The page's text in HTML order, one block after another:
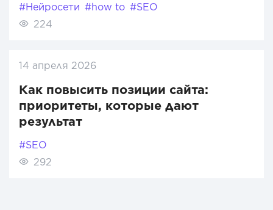
#Нейросети #how to #SEO
224
14 апреля 2026
Как повысить позиции сайта:
приоритеты, которые дают
результат
#SEO
292